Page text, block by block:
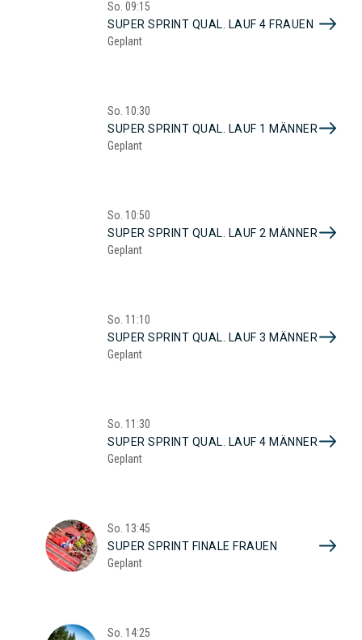
So. 09:15
SUPER SPRINT QUAL. LAUF 4 FRAUEN
Geplant
So. 10:30
SUPER SPRINT QUAL. LAUF 1 MÄNNER
Geplant
So. 10:50
SUPER SPRINT QUAL. LAUF 2 MÄNNER
Geplant
So. 11:10
SUPER SPRINT QUAL. LAUF 3 MÄNNER
Geplant
So. 11:30
SUPER SPRINT QUAL. LAUF 4 MÄNNER
Geplant
So. 13:45
SUPER SPRINT FINALE FRAUEN
Geplant
So. 14:25